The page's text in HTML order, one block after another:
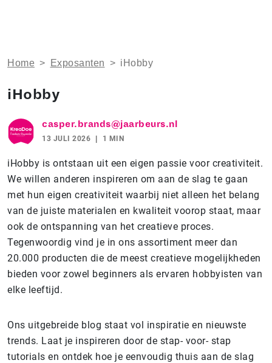
Home > Exposanten > iHobby
iHobby
casper.brands@jaarbeurs.nl
13 JULI 2026 1 MIN
iHobby is ontstaan uit een eigen passie voor creativiteit.
We willen anderen inspireren om aan de slag te gaan
met hun eigen creativiteit waarbij niet alleen het belang
van de juiste materialen en kwaliteit voorop staat, maar
ook de ontspanning van het creatieve proces.
Tegenwoordig vind je in ons assortiment meer dan
20.000 producten die de meest creatieve mogelijkheden
bieden voor zowel beginners als ervaren hobbyisten van
elke leeftijd.
Ons uitgebreide blog staat vol inspiratie en nieuwste
trends. Laat je inspireren door de stap- voor- stap
tutorials en ontdek hoe je eenvoudig thuis aan de slag